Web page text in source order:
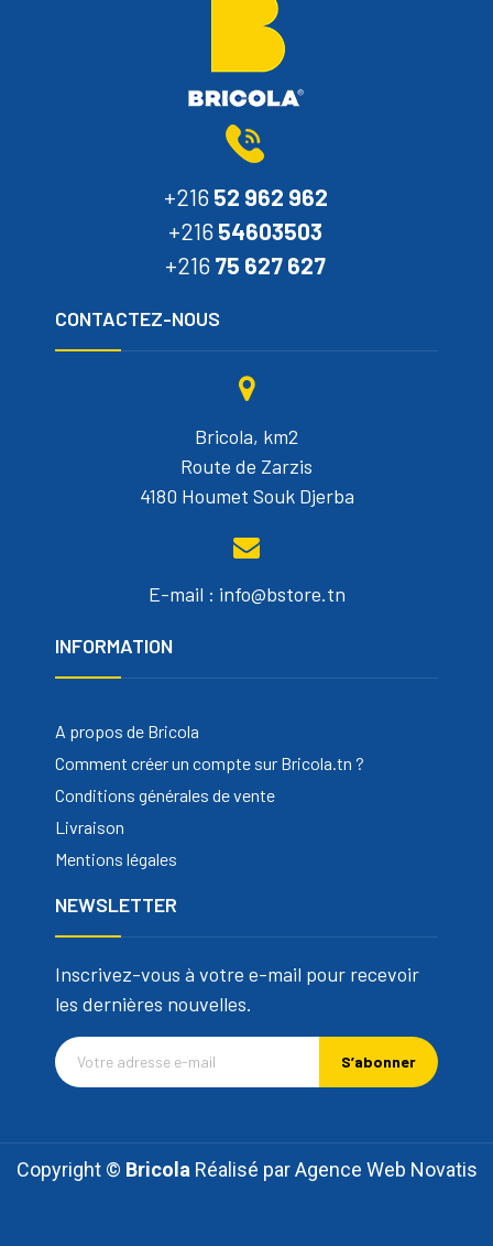
+216 52 962 962
+216 54603503
+216 75 627 627
CONTACTEZ-NOUS
Bricola, km2
Route de Zarzis
4180 Houmet Souk Djerba
E-mail : info@bstore.tn
INFORMATION
A propos de Bricola
Comment créer un compte sur Bricola.tn ?
Conditions générales de vente
Livraison
Mentions légales
NEWSLETTER
Inscrivez-vous à votre e-mail pour recevoir
les dernières nouvelles.
S’abonner
Copyright © Bricola Réalisé parAgence Web Novatis